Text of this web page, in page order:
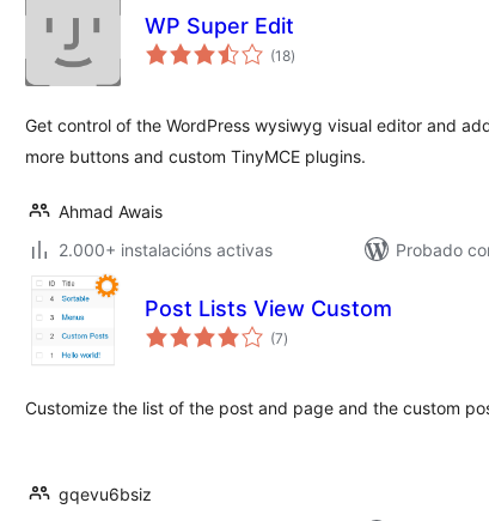
WP Super Edit
(18valoracións
totais
)
Get control of the WordPress wysiwyg visual editor and
more buttons and custom TinyMCE plugins.
Ahmad Awais
2.000+ instalacións activas
Probado
Post Lists View Custom
(7valoracións
totais
)
Customize the list of the post and page and the custom
gqevu6bsiz